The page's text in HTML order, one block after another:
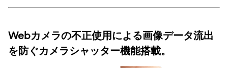
Webカメラの不正使用による画像データ流出
を防ぐカメラシャッター機能搭載。